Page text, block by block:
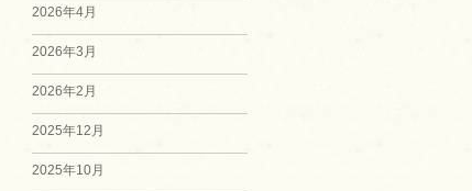
2026年4月
2026年3月
2026年2月
2025年12月
2025年10月